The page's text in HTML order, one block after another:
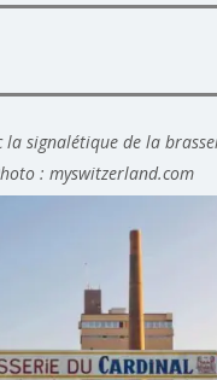
la signalétique de la
: myswitzerland.com